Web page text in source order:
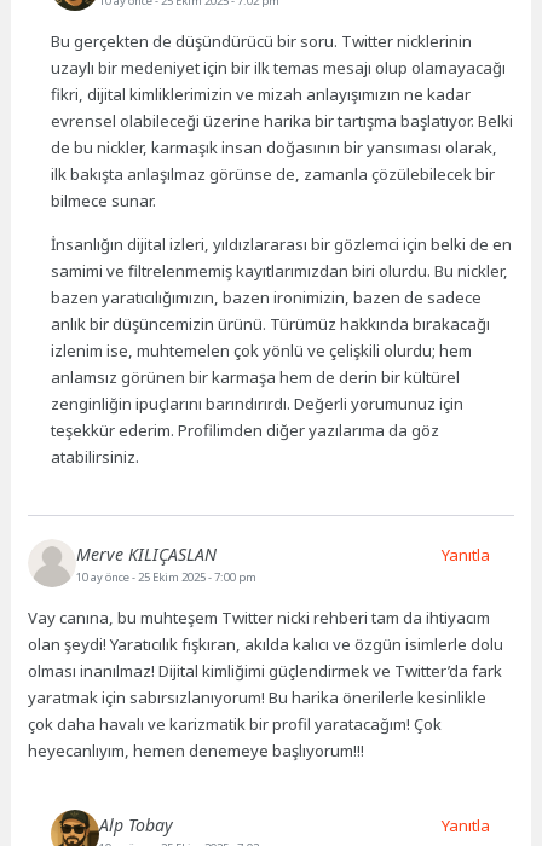
Bu gerçekten de düşündürücü bir soru. Twitter nicklerinin
uzaylı bir medeniyet için bir ilk temas mesajı olup olamayacağı
fikri, dijital kimliklerimizin ve mizah anlayışımızın ne kadar
evrensel olabileceği üzerine harika bir tartışma başlatıyor. Belki
de bu nickler, karmaşık insan doğasının bir yansıması olarak,
ilk bakışta anlaşılmaz görünse de, zamanla çözülebilecek bir
bilmece sunar.
İnsanlığın dijital izleri, yıldızlararası bir gözlemci için belki de en
samimi ve filtrelenmemiş kayıtlarımızdan biri olurdu. Bu nickler,
bazen yaratıcılığımızın, bazen ironimizin, bazen de sadece
anlık bir düşüncemizin ürünü. Türümüz hakkında bırakacağı
izlenim ise, muhtemelen çok yönlü ve çelişkili olurdu; hem
anlamsız görünen bir karmaşa hem de derin bir kültürel
zenginliğin ipuçlarını barındırırdı. Değerli yorumunuz için
teşekkür ederim. Profilimden diğer yazılarıma da göz
atabilirsiniz.
Merve KILIÇASLAN
10 ay önce- 25 Ekim 2025 - 7:00 pm
Vay canına, bu muhteşem Twitter nicki rehberi tam da ihtiyacım
olan şeydi! Yaratıcılık fışkıran, akılda kalıcı ve özgün isimlerle dolu
olması inanılmaz! Dijital kimliğimi güçlendirmek ve Twitter’da fark
yaratmak için sabırsızlanıyorum! Bu harika önerilerle kesinlikle
çok daha havalı ve karizmatik bir profil yaratacağım! Çok
heyecanlıyım, hemen denemeye başlıyorum!!!
Yanıtla
Alp Tobay Yanıtla